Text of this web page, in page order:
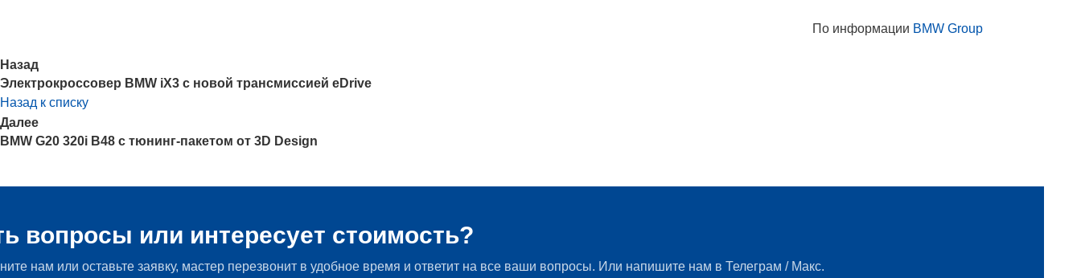
По информации BMW Group
Назад
Электрокроссовер BMW iX3 с новой трансмиссией eDrive
Назад к списку
Далее
BMW G20 320i B48 с тюнинг-пакетом от 3D Design
вопросы или интересует стоимость?
нам или оставьте заявку, мастер перезвонит в удобное время и ответит на все ваши вопросы. Или напишите нам в Телеграм / Макс.